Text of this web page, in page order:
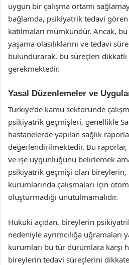
uygun bir çalışma ortamı
bağlamda, psikiyatrik tedavi
katılmaları mümkündür. Ancak,
yaşama olasılıklarını ve tedavi
bulundurarak, bu süreçleri
gerekmektedir.
Yasal Düzenlemeler ve
Türkiye’de kamu sektöründe
psikiyatrik geçmişleri, genellikle
hastanelerde yapılan sağlık
değerlendirilmektedir. Bu
ve işe uygunluğunu belirlemek
psikiyatrik geçmişi olan bireylerin,
kurumlarında çalışmaları için
oluşturmadığı unutulmamalıdır.
Hukuki açıdan, bireylerin
nedeniyle ayrımcılığa uğramaları
kurumları bu tür durumlara karşı
bireylerin tedavi süreçlerini